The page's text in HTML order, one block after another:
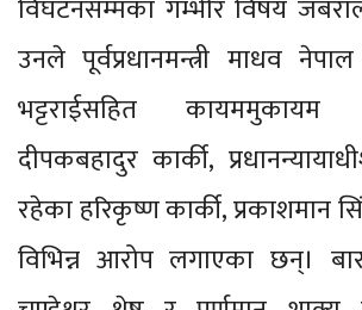
विघटनसम्मका गम्भीर विषय
उनले पूर्वप्रधानमन्त्री माधव
भट्टराईसहित कायममुकायम
दीपकबहादुर कार्की,
रहेका हरिकृष्ण कार्की, प्रकाशमान
विभिन्न आरोप लगाएका छन्।